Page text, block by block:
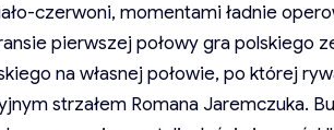
czerwoni, momentami ładnie
pierwszej połowy gra polskiego
na własnej połowie, po której
strzałem Romana Jaremczuka.